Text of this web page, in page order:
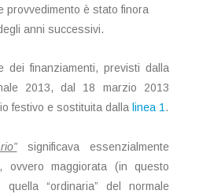
provvedimento è stato finora
anni successivi.
dei finanziamenti, previsti dalla
2013, dal 18 marzio 2013
festivo e sostituita dalla linea 1 .
significava essenzialmente
ovvero maggiorata (in questo
“ordinaria” del normale